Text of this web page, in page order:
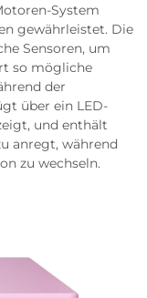
System
gewährleistet. Die
Sensoren, um
so mögliche
der
über ein LED-
und enthält
anregt, während
zu wechseln.